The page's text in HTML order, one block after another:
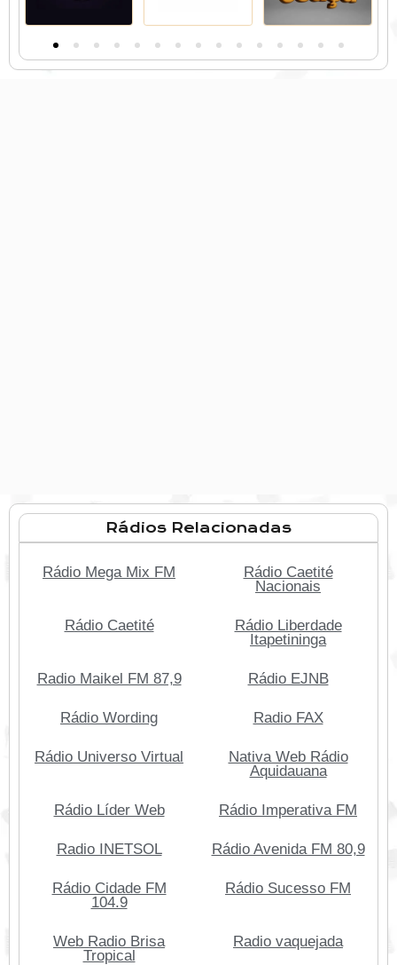
Rádios Relacionadas
Rádio Mega Mix FM
Rádio Caetité
Nacionais
Rádio Caetité
Rádio Liberdade
Itapetininga
Radio Maikel FM 87,9 Rádio EJNB
Rádio Wording Radio FAX
Rádio Universo Virtual
Nativa Web Rádio
Aquidauana
Rádio Líder Web Rádio Imperativa FM
Radio INETSOL Rádio Avenida FM 80,9
Rádio Cidade FM
104.9
Rádio Sucesso FM
Web Radio Brisa
Tropical
Radio vaquejada